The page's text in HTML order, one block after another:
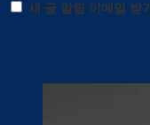
새 글 알림 이메일 받기